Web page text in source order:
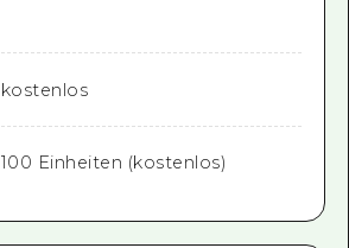
kostenlos
100 Einheiten (kostenlos)